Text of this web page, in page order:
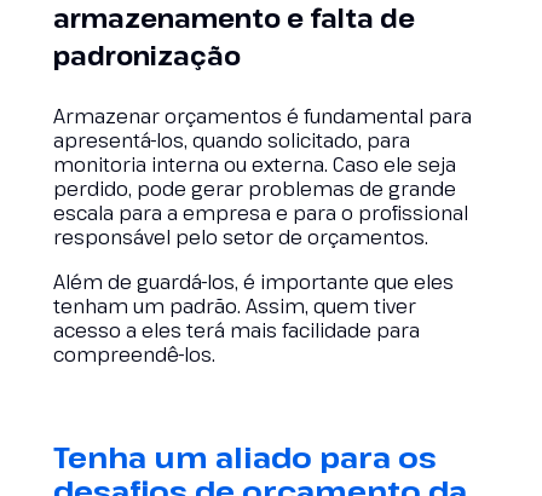
armazenamento e falta de
padronização
Armazenar orçamentos é fundamental para
apresentá-los, quando solicitado, para
monitoria interna ou externa. Caso ele seja
perdido, pode gerar problemas de grande
escala para a empresa e para o profissional
responsável pelo setor de orçamentos.
Além de guardá-los, é importante que eles
tenham um padrão. Assim, quem tiver
acesso a eles terá mais facilidade para
compreendê-los.
Tenha um aliado para os